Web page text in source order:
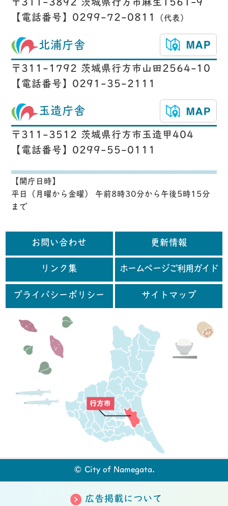
〒311-3892 茨城県行方市麻生1561-9
【電話番号】0299-72-0811
（代表）
北浦庁舎
〒311-1792 茨城県行方市山田2564-10
【電話番号】0291-35-2111
玉造庁舎
〒311-3512 茨城県行方市玉造甲404
【電話番号】0299-55-0111
【開庁日時】
平日（月曜から金曜） 午前8時30分から午後5時15分
まで
お問い合わせ 更新情報
リンク集 ホームページご利用ガイド
プライバシーポリシー サイトマップ
© City of Namegata.
広告掲載について